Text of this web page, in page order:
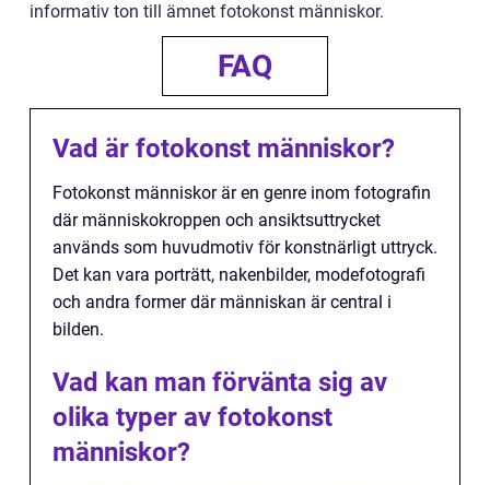
informativ ton till ämnet fotokonst människor.
FAQ
Vad är fotokonst människor?
Fotokonst människor är en genre inom fotografin
där människokroppen och ansiktsuttrycket
används som huvudmotiv för konstnärligt uttryck.
Det kan vara porträtt, nakenbilder, modefotografi
och andra former där människan är central i
bilden.
Vad kan man förvänta sig av
olika typer av fotokonst
människor?